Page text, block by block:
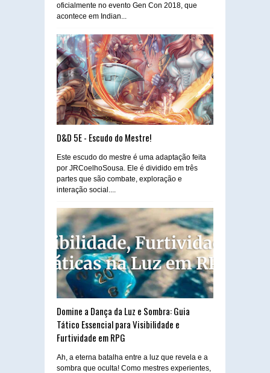
oficialmente no evento Gen Con 2018, que
acontece em Indian...
D&D 5E - Escudo do Mestre!
Este escudo do mestre é uma adaptação feita
por JRCoelhoSousa. Ele é dividido em três
partes que são combate, exploração e
interação social....
Domine a Dança da Luz e Sombra: Guia
Tático Essencial para Visibilidade e
Furtividade em RPG
Ah, a eterna batalha entre a luz que revela e a
sombra que oculta! Como mestres experientes,